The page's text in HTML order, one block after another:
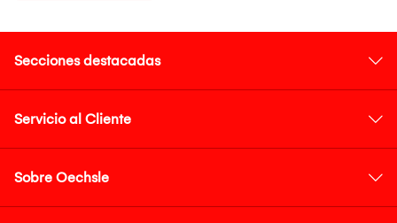
Secciones destacadas
Servicio al Cliente
Sobre Oechsle